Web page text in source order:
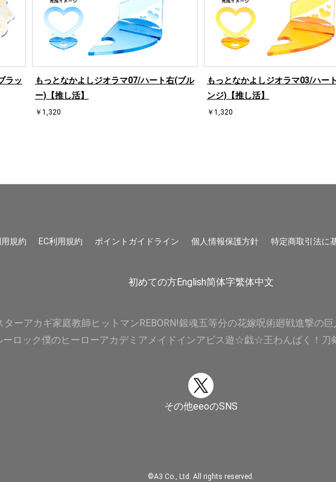
ラッ
もっとなかよしジオラマ07/ハート右(ブル
ー)【推し活】
￥1,320
もっとなかよしジオラマ03/ハー
ンジ)【推し活】
￥1,320
規約 EC利用規約 ポイントガイドライン 個人情報保護方針 特定商取引法に
初めての方English简体字繁体中文
ターアカギ家庭教師ヒットマンREBORN!銀魂五等分の花嫁呪術廻戦進撃の巨
ーロック僕のヒーローアカデミア メイドインアビス遊☆戯☆王わんぱく！刀
その他eeoのSNS
©A3 Co., Ltd. All rights reserved.